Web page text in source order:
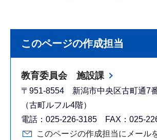
このページの作成担当
教育委員会 施設課
〒951-8554 新潟市中央区古町通7
（古町ルフル4階）
電話：025-226-3185 FAX：025-
このページの作成担当にメール